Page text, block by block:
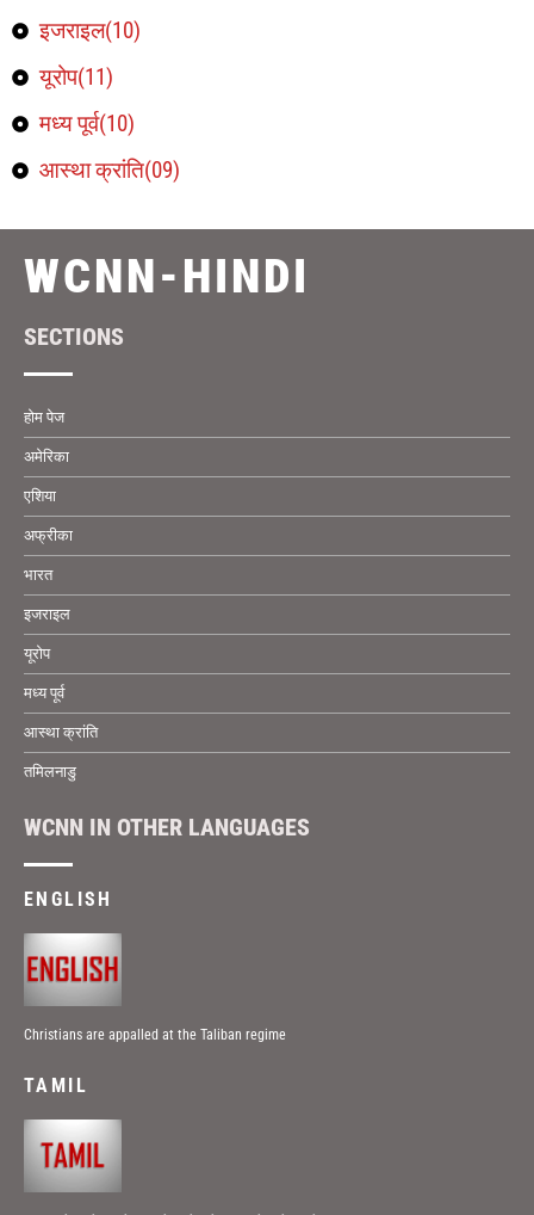
इजराइल(10)
यूरोप(11)
मध्य पूर्व(10)
आस्था क्रांति(09)
WCNN-HINDI
SECTIONS
होम पेज
अमेरिका
एशिया
अफ्रीका
भारत
इजराइल
यूरोप
मध्य पूर्व
आस्था क्रांति
तमिलनाडु
WCNN IN OTHER LANGUAGES
ENGLISH
Christians are appalled at the Taliban regime
TAMIL